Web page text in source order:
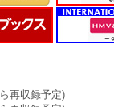
再収録予定)